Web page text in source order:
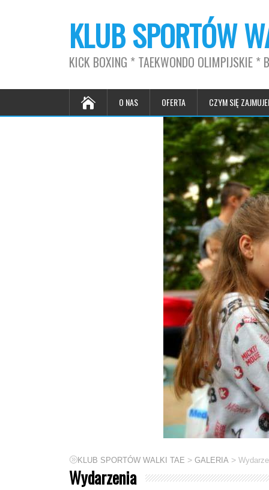
KLUB SPORTÓW
KICK BOXING * TAEKWONDO OLIMPIJSKIE *
O NAS OFERTA CZYM SIĘ
KLUB SPORTÓW WALKI TAE > GALERIA >
Wydarzenia